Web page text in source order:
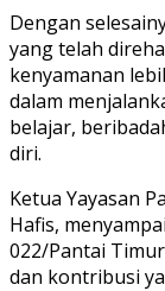
Dengan
yang telah
kenyamanan
dalam
belajar,
diri.
Ketua Yayasan
Hafis,
022/Pantai
dan kontribusi